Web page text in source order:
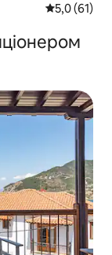
Середня
5,0 (61)